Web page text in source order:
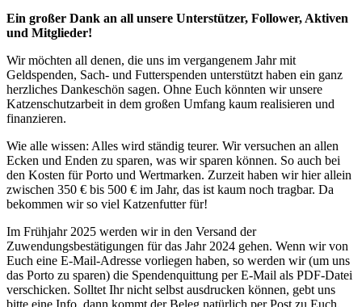
Ein großer Dank an all unsere Unterstützer, Follower, Aktiven
und Mitglieder!
Wir möchten all denen, die uns im vergangenem Jahr mit
Geldspenden, Sach- und Futterspenden unterstützt haben ein ganz
herzliches Dankeschön sagen. Ohne Euch könnten wir unsere
Katzenschutzarbeit in dem großen Umfang kaum realisieren und
finanzieren.
Wie alle wissen: Alles wird ständig teurer. Wir versuchen an allen
Ecken und Enden zu sparen, was wir sparen können. So auch bei
den Kosten für Porto und Wertmarken. Zurzeit haben wir hier allein
zwischen 350 € bis 500 € im Jahr, das ist kaum noch tragbar. Da
bekommen wir so viel Katzenfutter für!
Im Frühjahr 2025 werden wir in den Versand der
Zuwendungsbestätigungen für das Jahr 2024 gehen. Wenn wir von
Euch eine E-Mail-Adresse vorliegen haben, so werden wir (um uns
das Porto zu sparen) die Spendenquittung per E-Mail als PDF-Datei
verschicken. Solltet Ihr nicht selbst ausdrucken können, gebt uns
bitte eine Info, dann kommt der Beleg natürlich per Post zu Euch.